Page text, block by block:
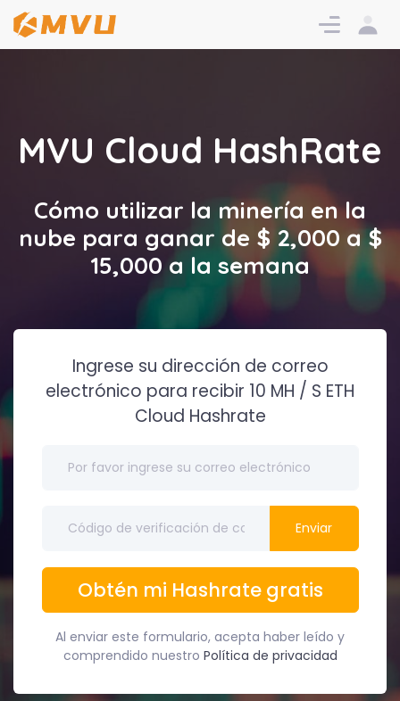
Iniciar
sesión
MVU Cloud HashRate
Cómo utilizar la minería en la
nube para ganar de $ 2,000 a $
15,000 a la semana
Ingrese su dirección de correo
electrónico para recibir 10 MH / S ETH
Cloud Hashrate
Enviar
Obtén mi Hashrate gratis
Al enviar este formulario, acepta haber leído y
comprendido nuestro Política de privacidad